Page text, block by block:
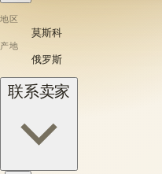
地区
莫斯科
产地
俄罗斯
联系卖家